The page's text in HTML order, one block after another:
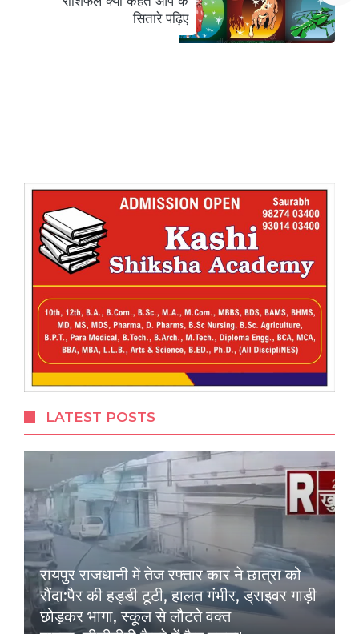
सितारे पढ़िए
LATEST POSTS
रायपुर राजधानी में तेज रफ्तार कार ने छात्रा को
रौंदा:पैर की हड्डी टूटी, हालत गंभीर, ड्राइवर गाड़ी
छोड़कर भागा, स्कूल से लौटते वक्त